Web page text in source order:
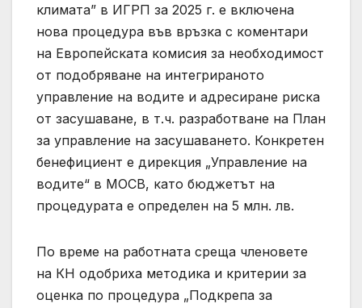
климата” в ИГРП за 2025 г. е включена
нова процедура във връзка с коментари
на Европейската комисия за необходимост
от подобряване на интегрираното
управление на водите и адресиране риска
от засушаване, в т.ч. разработване на План
за управление на засушаването. Конкретен
бенефициент е дирекция „Управление на
водите“ в МОСВ, като бюджетът на
процедурата е определен на 5 млн. лв.
По време на работната среща членовете
на КН одобриха методика и критерии за
оценка по процедура „Подкрепа за